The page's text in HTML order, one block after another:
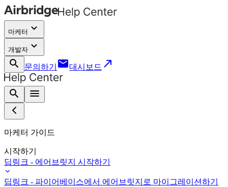
마케터 keyboard_arrow_down
개발자 keyboard_arrow_down
search
문의하기 email대시보드 call_made
search menu
마케터 가이드
시작하기
딥링크 - 에어브릿지 시작하기
딥링크 - 파이어베이스에서 에어브릿지로 마이그레이션하기